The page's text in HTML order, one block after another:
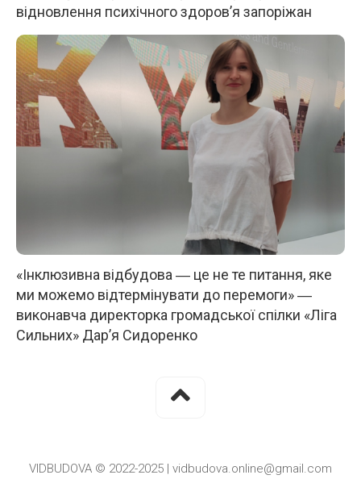
відновлення психічного здоров’я запоріжан
«Інклюзивна відбудова ― це не те питання, яке
ми можемо відтермінувати до перемоги» ―
виконавча директорка громадської спілки «Ліга
Сильних» Дар’я Сидоренко
VIDBUDOVA © 2022-2025 | vidbudova.online@gmail.com